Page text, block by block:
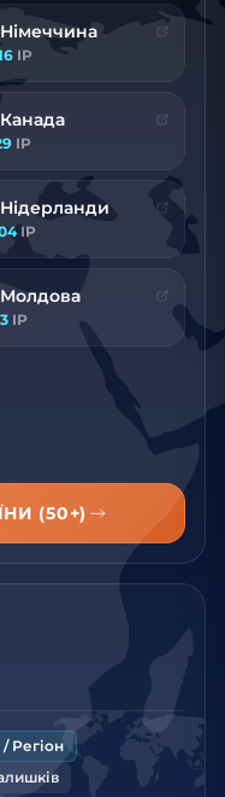
Німеччина
IP
Канада
IP
Нідерланди
IP
Молдова
IP
(50+)
/ Регіон